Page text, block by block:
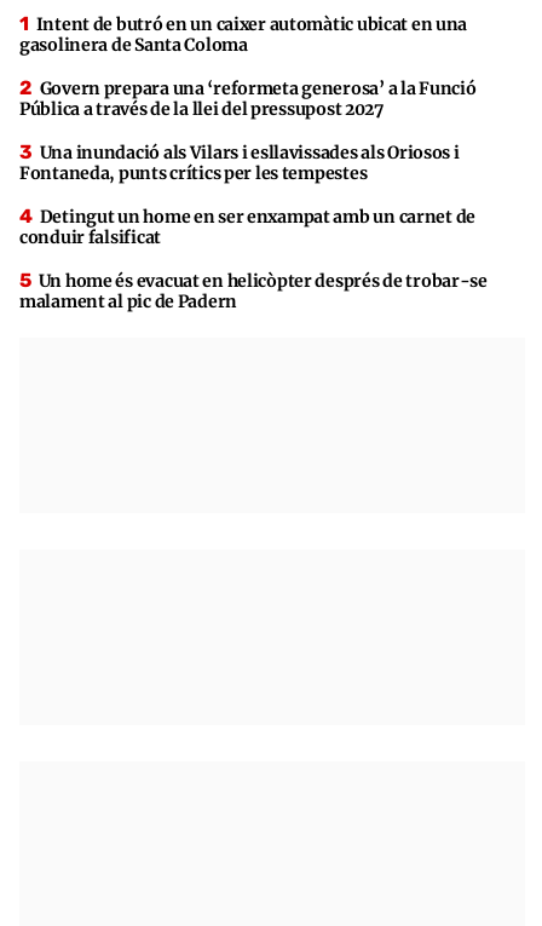
Intent de butró en un caixer automàtic ubicat en una
gasolinera de Santa Coloma
Govern prepara una ‘reformeta generosa’ a la Funció
Pública a través de la llei del pressupost 2027
Una inundació als Vilars i esllavissades als Oriosos i
Fontaneda, punts crítics per les tempestes
Detingut un home en ser enxampat amb un carnet de
conduir falsificat
Un home és evacuat en helicòpter després de trobar-se
malament al pic de Padern